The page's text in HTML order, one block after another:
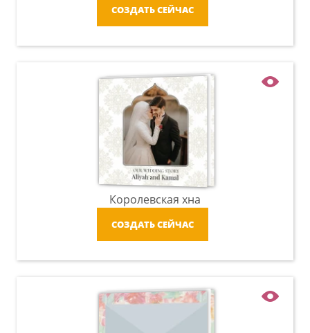
СОЗДАТЬ СЕЙЧАС
Королевская хна
СОЗДАТЬ СЕЙЧАС